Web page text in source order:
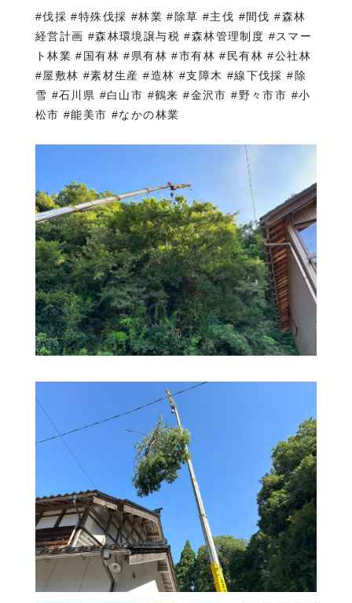
#伐採 #特殊伐採 #林業 #除草 #主伐 #間伐 #森林
経営計画 #森林環境譲与税 #森林管理制度 #スマー
ト林業 #国有林 #県有林 #市有林 #民有林 #公社林
#屋敷林 #素材生産 #造林 #支障木 #線下伐採 #除
雪 #石川県 #白山市 #鶴来 #金沢市 #野々市市 #小
松市 #能美市 #なかの林業